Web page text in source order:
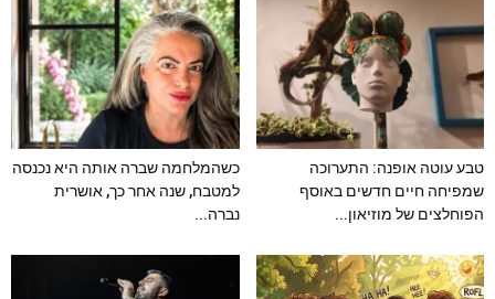
טבע עוטה אופנה: התערוכה
שמפיחה חיים חדשים באוסף
הפוחלצים של מוזיאון...
כשהמלחמה שברה אותה היא נכנסה
למטבח, שנה אחר כך, אושרית
נברה...